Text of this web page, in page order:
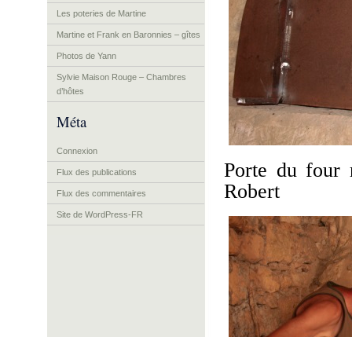
Les poteries de Martine
Martine et Frank en Baronnies – gîtes
Photos de Yann
Sylvie Maison Rouge – Chambres
d’hôtes
Méta
Connexion
Flux des publications
Flux des commentaires
Site de WordPress-FR
Porte du four
Robert